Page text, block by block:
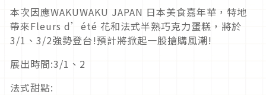
本次因應WAKUWAKU JAPAN 日本美食嘉年華，特地
帶來Fleurs d’été 花和法式半熟巧克力蛋糕，將於
3/1、3/2強勢登台!預計將掀起一股搶購風潮!
展出時間:3/1、2
法式甜點: